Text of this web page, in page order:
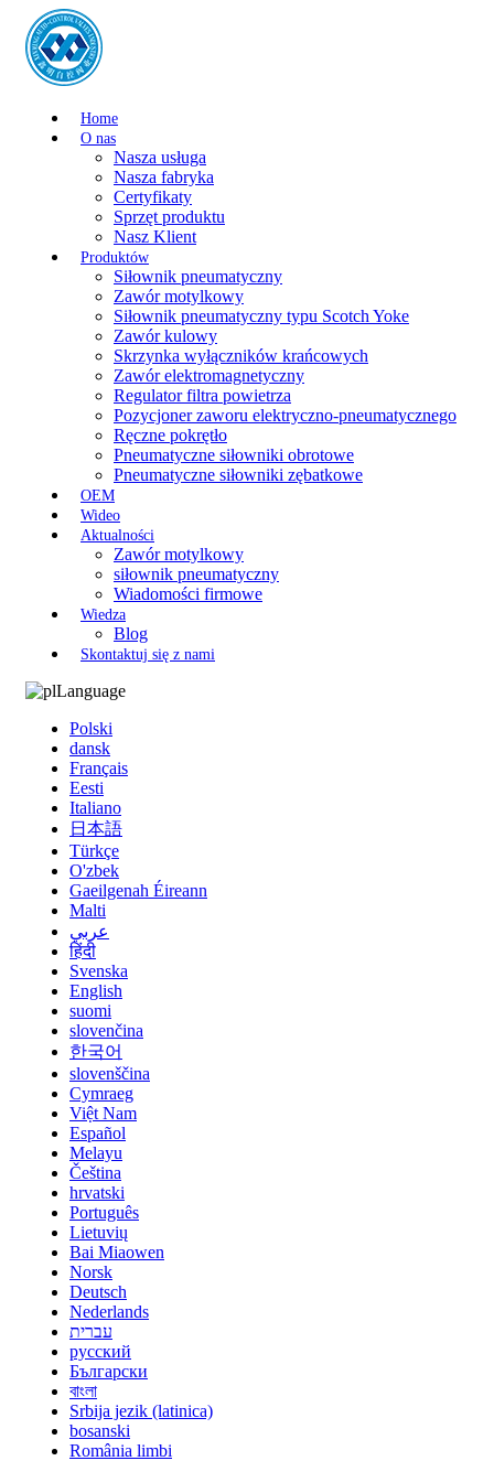
Home
O nas
Nasza usługa
Nasza fabryka
Certyfikaty
Sprzęt produktu
Nasz Klient
Produktów
Siłownik pneumatyczny
Zawór motylkowy
Siłownik pneumatyczny typu Scotch Yoke
Zawór kulowy
Skrzynka wyłączników krańcowych
Zawór elektromagnetyczny
Regulator filtra powietrza
Pozycjoner zaworu elektryczno-pneumatycznego
Ręczne pokrętło
Pneumatyczne siłowniki obrotowe
Pneumatyczne siłowniki zębatkowe
OEM
Wideo
Aktualności
Zawór motylkowy
siłownik pneumatyczny
Wiadomości firmowe
Wiedza
Blog
Skontaktuj się z nami
Language
Polski
dansk
Français
Eesti
Italiano
日本語
Türkçe
O'zbek
Gaeilgenah Éireann
Malti
عربي
हिंदी
Svenska
English
suomi
slovenčina
한국어
slovenščina
Cymraeg
Việt Nam
Español
Melayu
Čeština
hrvatski
Português
Lietuvių
Bai Miaowen
Norsk
Deutsch
Nederlands
עברית
русский
Български
বাংলা
Srbija jezik (latinica)
bosanski
România limbi